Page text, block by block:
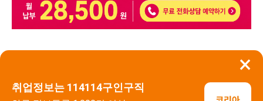
×
취업정보는 114114구인구직